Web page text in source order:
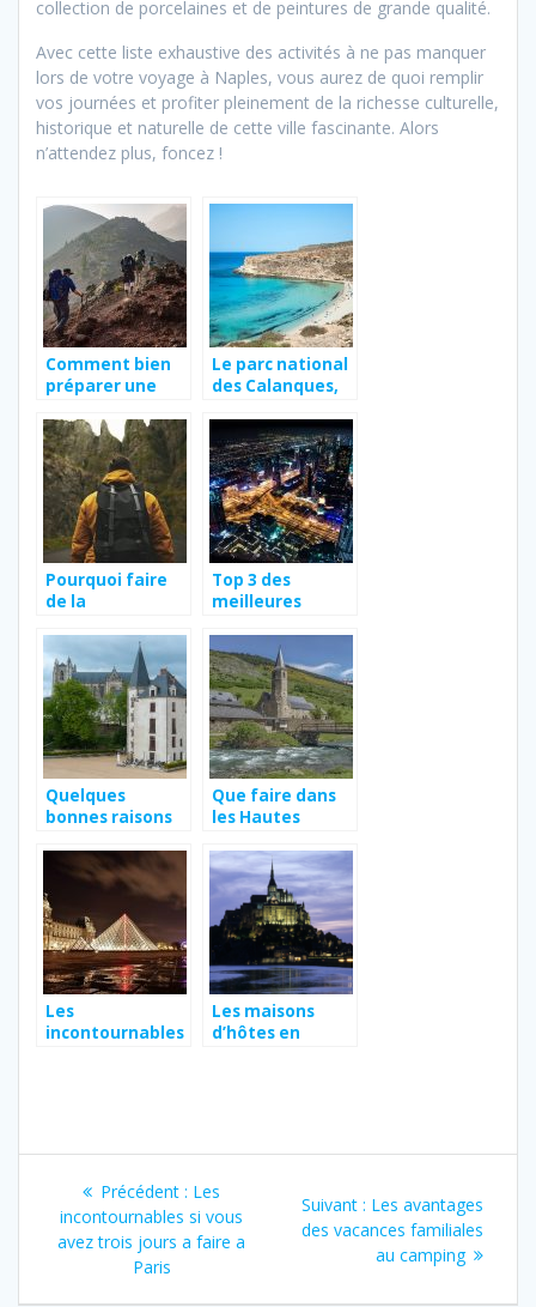
collection de porcelaines et de peintures de grande qualité.
Avec cette liste exhaustive des activités à ne pas manquer
lors de votre voyage à Naples, vous aurez de quoi remplir
vos journées et profiter pleinement de la richesse culturelle,
historique et naturelle de cette ville fascinante. Alors
n’attendez plus, foncez !
Comment bien
préparer une
Le parc national
des Calanques,
incontournable
Pourquoi faire
de la
Top 3 des
meilleures
à Dubaï
Quelques
bonnes raisons
Nantes
Que faire dans
les Hautes
Les
incontournables
Les maisons
d’hôtes en
Navigation
de
l’article
Précédent : Article
précédent
Les
incontournables si vous
avez trois jours a faire a
Paris
Suivant : Article
suivant
Les avantages
des vacances familiales
au camping